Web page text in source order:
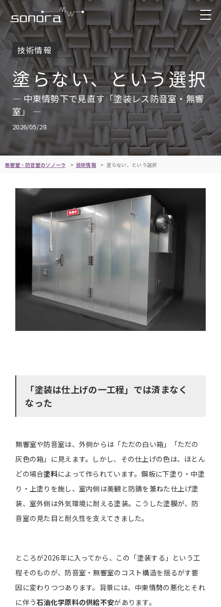
技術情報
塗らない、という選択
― 中東情勢下で見直す「塗装レス防音室・無響
室」 ―
2026/05/28
無響室・防音室のソノーラ 技術情報 塗らない、という選択
「塗装は仕上げの一工程」では済まなく
なった
無響室や防音室は、外側からは「ただの白い箱」「ただの
灰色の箱」に見えます。しかし、その仕上げの色は、ほとん
どの場合塗料によって作られています。鋼板に下塗り・中塗
り・上塗りを施し、室内側は美観と防錆を兼ねた仕上げ塗
装、室外側は外気環境に耐える塗装。こうした塗膜が、防
音室の見た目と耐久性を支えてきました。
ところが2026年に入ってから、この「塗装する」という工
程そのものが、防音室・無響室のコスト構造を揺るがす要
因に変わりつつあります。背景には、中東情勢の悪化とそれ
に伴う石油化学原料の供給不安があります。